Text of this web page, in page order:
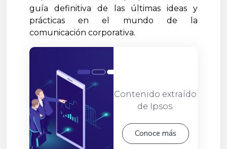
guía definitiva de las últimas ideas y
prácticas en el mundo de la
comunicación corporativa.
Contenido extraído
de Ipsos.
Conoce más